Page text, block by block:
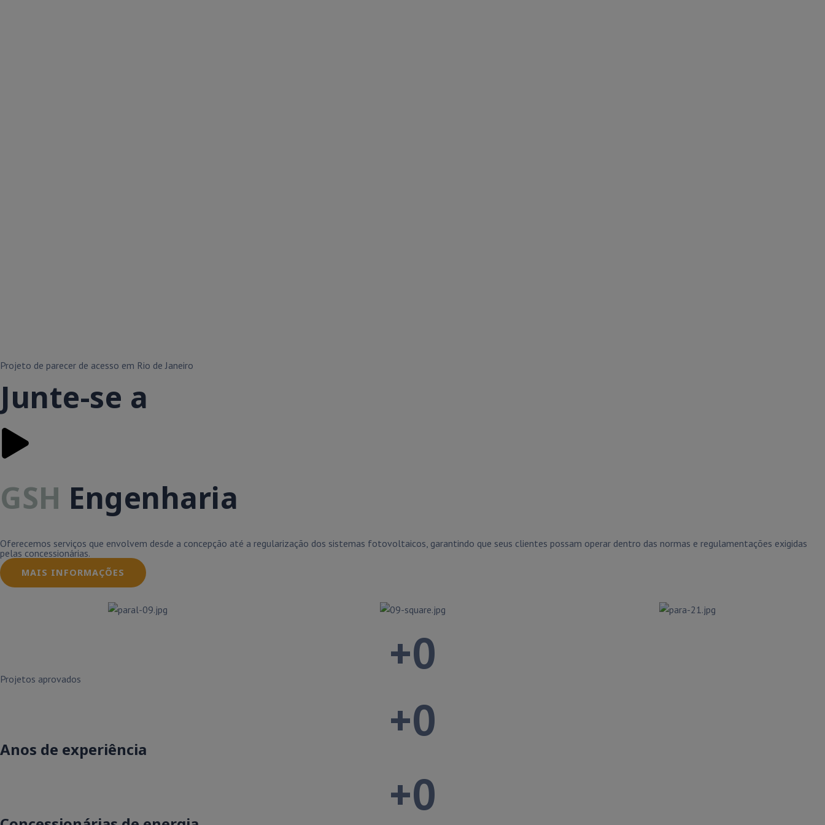
Projeto de parecer de acesso em Rio de Janeiro
Junte-se a
GSH Engenharia
Oferecemos serviços que envolvem desde a concepção até a regularização dos sistemas fotovoltaicos, garantindo que seus clientes possam operar dentro das normas e regulamentações exigidas
pelas concessionárias.
MAIS INFORMAÇÕES
+0
Projetos aprovados
+0
Anos de experiência
+0